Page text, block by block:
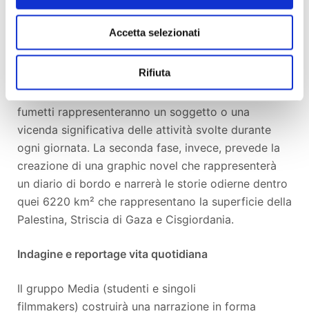
Accetta selezionati
Rifiuta
muoverà sul territorio e prenderà spunto dalla realtà
quotidiana per la creazione di primi sketches e
bozzetti che verranno poi rielaborati. Il prodotto
finale si articola in due fasi. Una prima fase è la
condivisione quasi simultanea della giornata: i
fumetti rappresenteranno un soggetto o una
vicenda significativa delle attività svolte durante
ogni giornata. La seconda fase, invece, prevede la
creazione di una graphic novel che rappresenterà
un diario di bordo e narrerà le storie odierne dentro
quei 6220 km² che rappresentano la superficie della
Palestina, Striscia di Gaza e Cisgiordania.
Indagine e reportage vita quotidiana
Il gruppo Media (studenti e singoli
filmmakers) costruirà una narrazione in forma